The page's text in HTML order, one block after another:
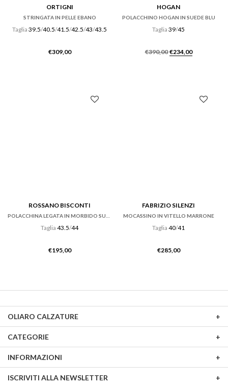
ORTIGNI
STRINGATA IN PELLE EBANO
Taglia 39.5/40.5/41.5/42.5/43/43.5
€309,00
HOGAN
POLACCHINO HOGAN IN SUEDE BLU
Taglia 39/45
€390,00 Il
€234,00Il
ROSSANO BISCONTI
Taglia 43.5/44
€195,00
FABRIZIO SILENZI
MOCASSINO IN VITELLO MARRONE
Taglia 40/41
€285,00
OLIARO CALZATURE
CATEGORIE
INFORMAZIONI
ISCRIVITI ALLA NEWSLETTER